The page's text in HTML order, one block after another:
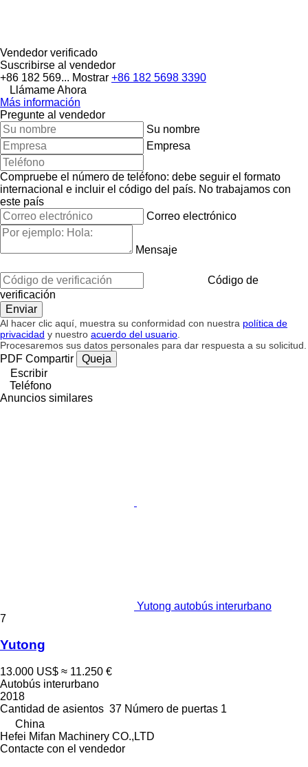
Vendedor verificado
Suscribirse al vendedor
+86 182 569... Mostrar +86 182 5698 3390
Llámame Ahora
Más información
Pregunte al vendedor
Su nombre
Empresa
Compruebe el número de teléfono: debe seguir el formato
internacional e incluir el código del país. No trabajamos con
este país
Correo electrónico
Mensaje
Código de
verificación
Al hacer clic aquí, muestra su conformidad con nuestra política de
privacidad y nuestro acuerdo del usuario
Procesaremos sus datos personales para dar respuesta a su solicitud.
PDF Compartir
Queja
Escribir
Teléfono
Anuncios similares
Yutong autobús interurbano
7
Yutong
13.000 US$ ≈ 11.250 €
Autobús interurbano
2018
Cantidad de asientos 37 Número de puertas 1
China
Hefei Mifan Machinery CO.,LTD
Contacte con el vendedor